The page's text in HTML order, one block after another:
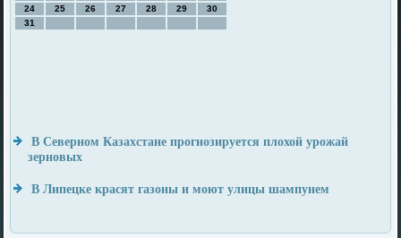
24
25 26 27 28 29
30
31
В Северном Казахстане прогнозируется плохой урожай
зерновых
В Липецке красят газоны и моют улицы шампунем